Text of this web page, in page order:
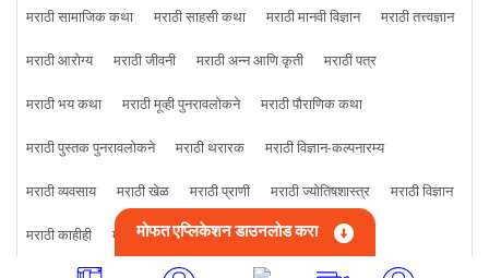
मराठी सामाजिक कथा
मराठी साहसी कथा मराठी मानवी विज्ञान
मराठी तत्त्वज्ञान
मराठी आरोग्य
मराठी जीवनी मराठी अन्न आणि कृती
मराठी पत्र
मराठी भय कथा
मराठी मूव्ही पुनरावलोकने
मराठी पौराणिक कथा
मराठी पुस्तक पुनरावलोकने
मराठी थरारक
मराठी विज्ञान-कल्पनारम्य
मराठी व्यवसाय
मराठी खेळ मराठी प्राणी मराठी ज्योतिषशास्त्र
मराठी विज्ञान
मराठी काहीही
मराठी क्राइम कथा
मोफत एप्लिकेशन डाउनलोड करा